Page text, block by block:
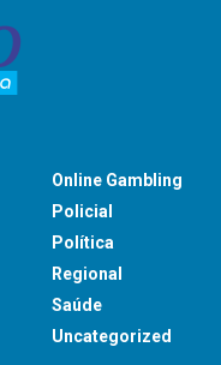
Online Gambling
Policial
Política
Regional
Saúde
Uncategorized